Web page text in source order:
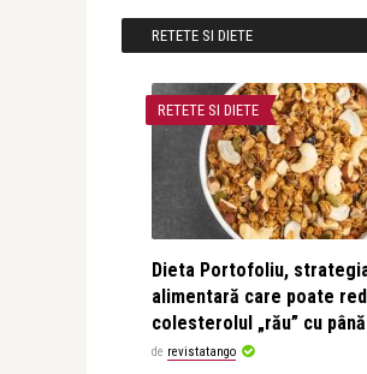
RETETE SI DIETE
RETETE SI DIETE
Dieta Portofoliu,
alimentară care poate
colesterolul „rău” cu până
de revistatango